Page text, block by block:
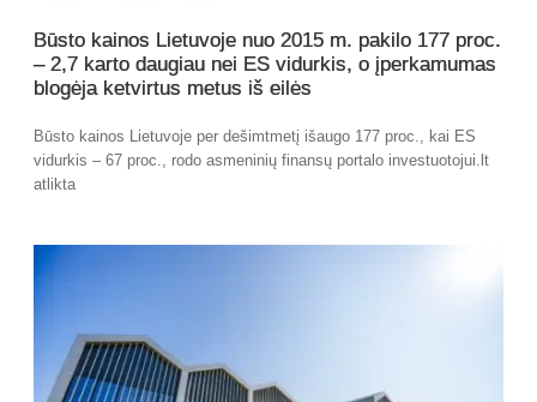
Būsto kainos Lietuvoje nuo 2015 m. pakilo 177 proc.
– 2,7 karto daugiau nei ES vidurkis, o įperkamumas
blogėja ketvirtus metus iš eilės
Būsto kainos Lietuvoje per dešimtmetį išaugo 177 proc., kai ES
vidurkis – 67 proc., rodo asmeninių finansų portalo investuotojui.lt
atlikta